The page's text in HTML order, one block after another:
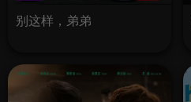
别这样，弟弟